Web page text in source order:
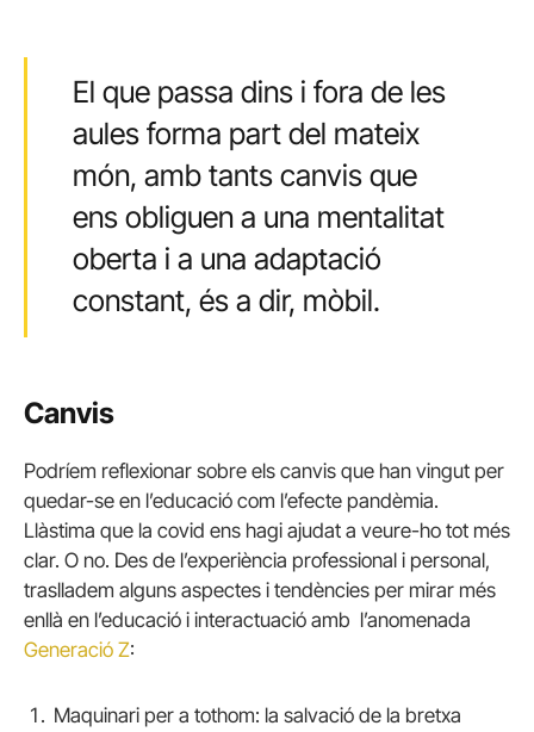
El que passa dins i fora de les
aules forma part del mateix
món, amb tants canvis que
ens obliguen a una mentalitat
oberta i a una adaptació
constant, és a dir, mòbil.
Canvis
Podríem reflexionar sobre els canvis que han vingut per
quedar-se en l’educació com l’efecte pandèmia.
Llàstima que la covid ens hagi ajudat a veure-ho tot més
clar. O no. Des de l’experiència professional i personal,
traslladem alguns aspectes i tendències per mirar més
enllà en l’educació i interactuació amb l’anomenada
Generació Z:
Maquinari per a tothom: la salvació de la bretxa